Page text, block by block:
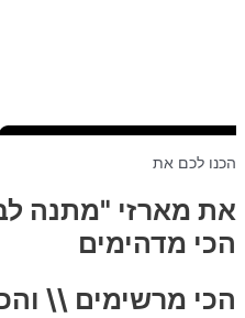
הכנו לכם את
את מארזי "מתנה
הכי מדהימים
הכי מרשימים \\